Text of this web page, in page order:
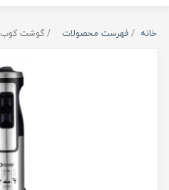
خانه فهرست محصولات گوشت کوب 1250وات دسینی DK1200